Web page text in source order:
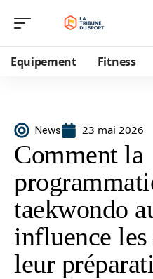
Equipement Fitness
News 23 mai 2026
Comment la
taekwondo
influence les
leur